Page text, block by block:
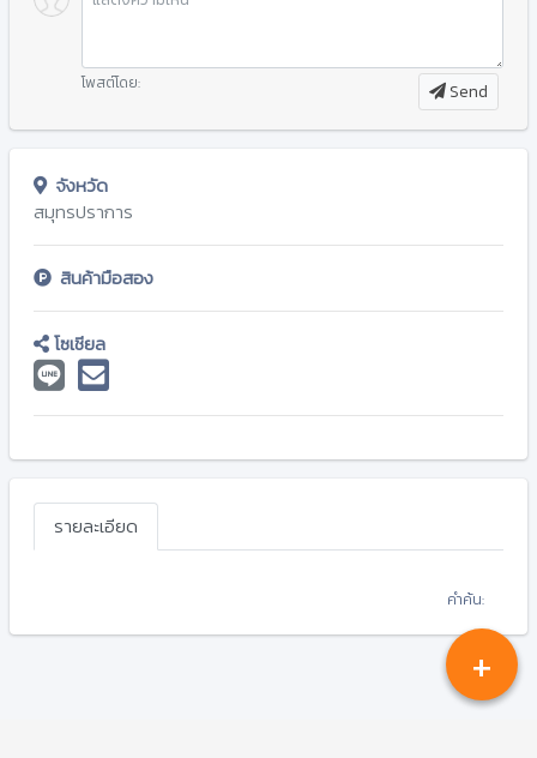
โพสต์โดย: Send
จังหวัด
สมุทรปราการ
สินค้ามือสอง
โซเชียล
รายละเอียด
คำค้น:
+